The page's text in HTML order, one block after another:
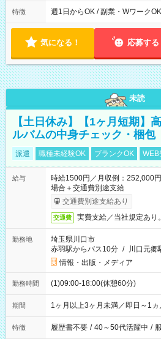
特徴 週1日からOK / 副業・Wワーク
気になる！ 応募する
未読
【土日休み】【1ヶ月短期】
ルバムの中身チェック・梱包
派遣 職種未経験OK ブランクOK WEB
給与
時給1500円／月収例：252,000
場合＋交通費別途支給
交通費別途支給あり
交通費 実費支給／当社規定あり。
勤務地
埼玉県川口市
赤羽駅からバス10分 / 川口元郷
情報・出版・メディア
勤務時間 (1)09:00-18:00(休憩60分)
期間 1ヶ月以上3ヶ月未満／即日～1ヵ
特徴 履歴書不要 / 40～50代活躍中 /